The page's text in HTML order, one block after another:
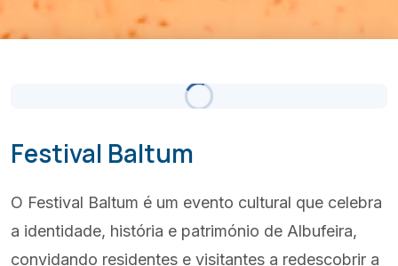
Festival Baltum
O Festival Baltum é um evento cultural que celebra
a identidade, história e património de Albufeira,
convidando residentes e visitantes a redescobrir a
33°
Céu Limpo